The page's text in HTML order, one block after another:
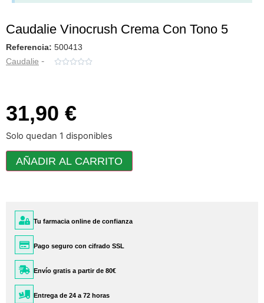
Caudalie Vinocrush Crema Con Tono 5
Referencia: 500413
Caudalie - 
31,90 €
Solo quedan 1 disponibles
AÑADIR AL CARRITO
Tu farmacia online de confianza
Pago seguro con cifrado SSL
Envío gratis a partir de 80€
Entrega de 24 a 72 horas